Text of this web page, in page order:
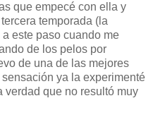
que empecé con ella y
temporada (la
este paso cuando me
de los pelos por
de una de las mejores
ya la experimenté
verdad que no resultó muy